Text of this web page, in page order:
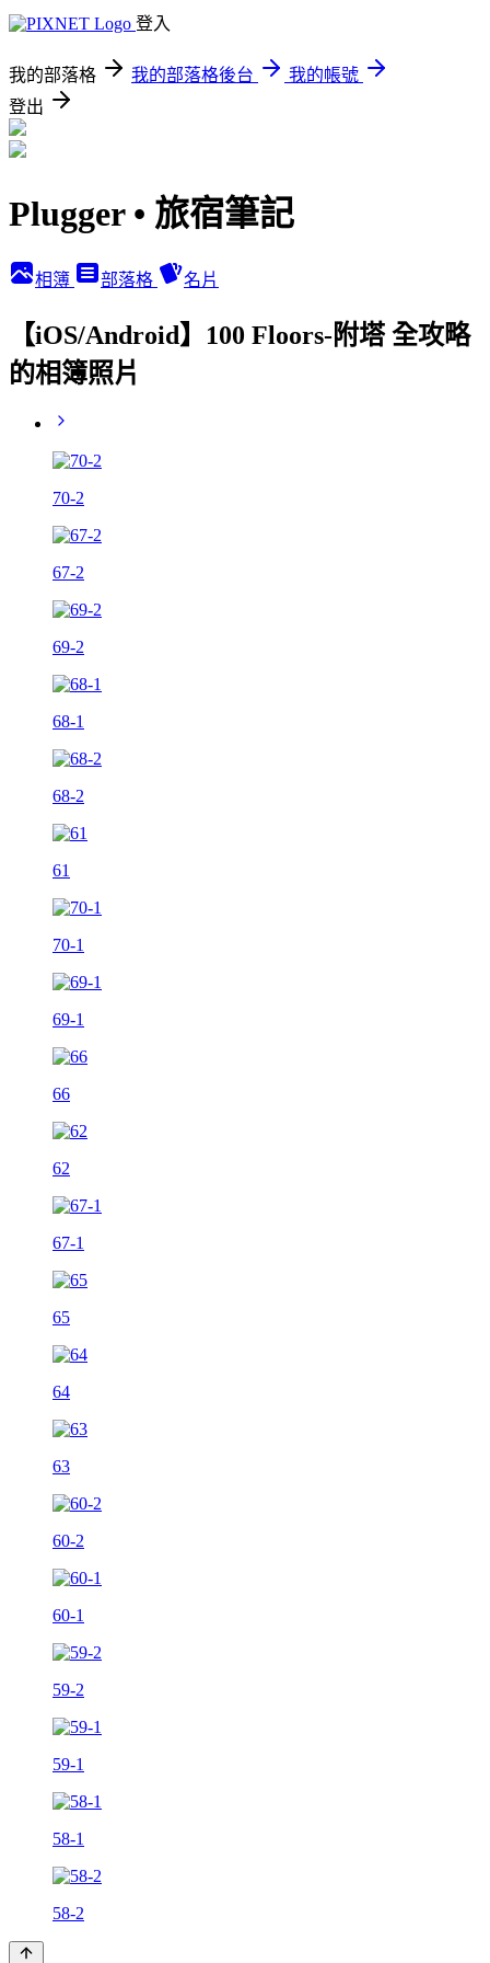
登入
我的部落格 我的部落格後台
我的帳號
登出
Plugger • 旅宿筆記
相簿 部落格 名片
【iOS/Android】100 Floors-附塔 全攻略
的相簿照片
70-2
67-2
69-2
68-1
68-2
61
70-1
69-1
66
62
67-1
65
64
63
60-2
60-1
59-2
59-1
58-1
58-2